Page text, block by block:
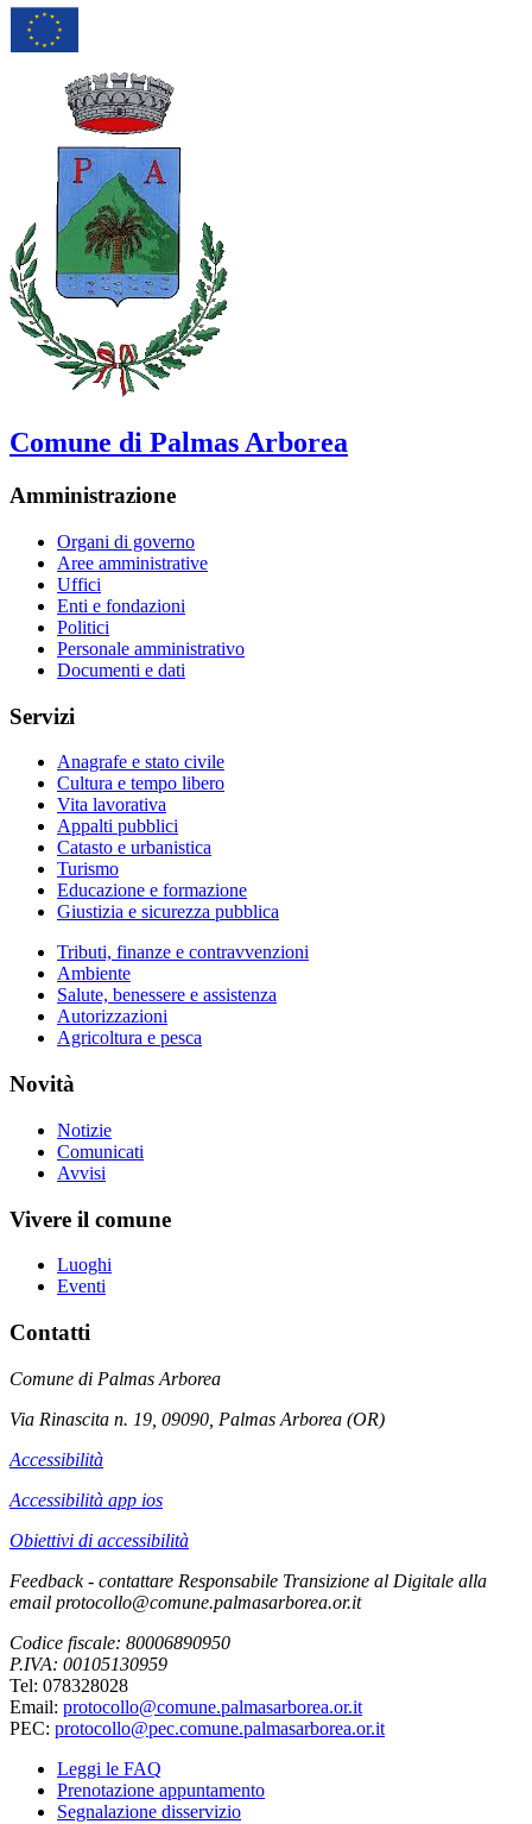
Comune di Palmas Arborea
Amministrazione
Organi di governo
Aree amministrative
Uffici
Enti e fondazioni
Politici
Personale amministrativo
Documenti e dati
Servizi
Anagrafe e stato civile
Cultura e tempo libero
Vita lavorativa
Appalti pubblici
Catasto e urbanistica
Turismo
Educazione e formazione
Giustizia e sicurezza pubblica
Tributi, finanze e contravvenzioni
Ambiente
Salute, benessere e assistenza
Autorizzazioni
Agricoltura e pesca
Novità
Notizie
Comunicati
Avvisi
Vivere il comune
Luoghi
Eventi
Contatti
Comune di Palmas Arborea
Via Rinascita n. 19, 09090, Palmas Arborea (OR)
Accessibilità
Accessibilità app ios
Obiettivi di accessibilità
Feedback - contattare Responsabile Transizione al Digitale alla
email protocollo@comune.palmasarborea.or.it
Codice fiscale: 80006890950
P.IVA: 00105130959
Tel: 078328028
Email: protocollo@comune.palmasarborea.or.it
PEC: protocollo@pec.comune.palmasarborea.or.it
Leggi le FAQ
Prenotazione appuntamento
Segnalazione disservizio